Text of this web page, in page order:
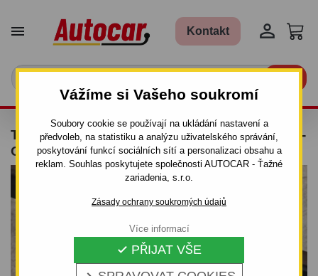
Vážíme si Vašeho soukromí
Soubory cookie se používají na ukládání nastavení a
předvoleb, na statistiku a analýzu uživatelského správání,
poskytování funkcí sociálních sítí a personalizaci obsahu a
reklam. Souhlas poskytujete společnosti AUTOCAR - Ťažné
zariadenia, s.r.o.
Zásady ochrany soukromých údajů
 PŘIJAT VŠE
Více informací
 Kontakt 
TAŽNÉ ZAŘÍZENÍ PRO DACIA LOGAN - 4 DV. -
ODNÍMATELNÝ BAJONETOVÝ SYSTÉM